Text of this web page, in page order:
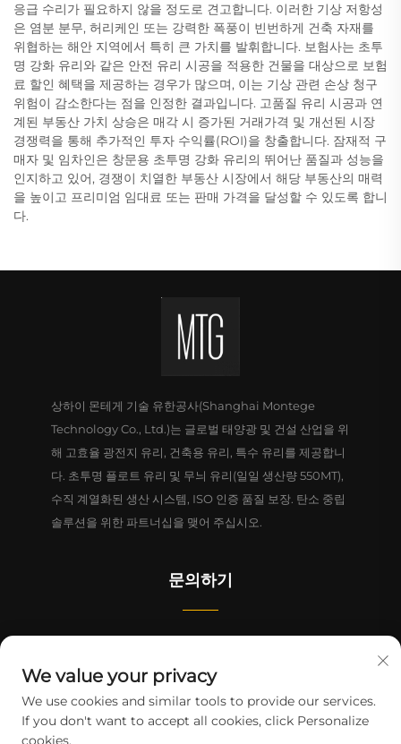
응급 수리가 필요하지 않을 정도로 견고합니다. 이러한 기상 저항성
은 염분 분무, 허리케인 또는 강력한 폭풍이 빈번하게 건축 자재를
위협하는 해안 지역에서 특히 큰 가치를 발휘합니다. 보험사는 초투
명 강화 유리와 같은 안전 유리 시공을 적용한 건물을 대상으로 보험
료 할인 혜택을 제공하는 경우가 많으며, 이는 기상 관련 손상 청구
위험이 감소한다는 점을 인정한 결과입니다. 고품질 유리 시공과 연
계된 부동산 가치 상승은 매각 시 증가된 거래가격 및 개선된 시장
경쟁력을 통해 추가적인 투자 수익률(ROI)을 창출합니다. 잠재적 구
매자 및 임차인은 창문용 초투명 강화 유리의 뛰어난 품질과 성능을
인지하고 있어, 경쟁이 치열한 부동산 시장에서 해당 부동산의 매력
을 높이고 프리미엄 임대료 또는 판매 가격을 달성할 수 있도록 합니
다.
상하이 몬테게 기술 유한공사(Shanghai Montege
Technology Co., Ltd.)는 글로벌 태양광 및 건설 산업을 위
해 고효율 광전지 유리, 건축용 유리, 특수 유리를 제공합니
다. 초투명 플로트 유리 및 무늬 유리(일일 생산량 550MT),
수직 계열화된 생산 시스템, ISO 인증 품질 보장. 탄소 중립
솔루션을 위한 파트너십을 맺어 주십시오.
문의하기
+86-15124919712
[email protected]
We value your privacy
We use cookies and similar tools to provide our services.
If you don't want to accept all cookies, click Personalize
cookies.